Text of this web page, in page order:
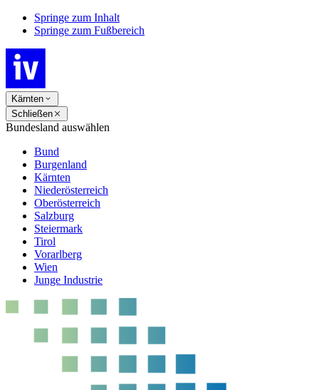
Springe zum Inhalt
Springe zum Fußbereich
Kärnten
Schließen
Bundesland auswählen
Bund
Burgenland
Kärnten
Niederösterreich
Oberösterreich
Salzburg
Steiermark
Tirol
Vorarlberg
Wien
Junge Industrie